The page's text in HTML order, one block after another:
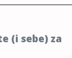
(i sebe) za